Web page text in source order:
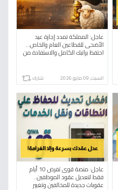
عاجل: المملكة تمدد إجازة عيد
الأضحى للقطاعين العام والخاص…
احتفظ براتبك الكامل والاستفادة من
السبت, 09 مايو 2026 شارك
عاجل: منصة قوى تفرض 10 أيام
فقط لتعديل عقود الموظفين..
عقوبات جديدة للمخالفين وتغيير